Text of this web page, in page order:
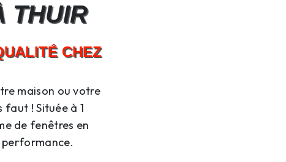
THUIR
CHEZ
maison ou votre
! Située à 1
de fenêtres en